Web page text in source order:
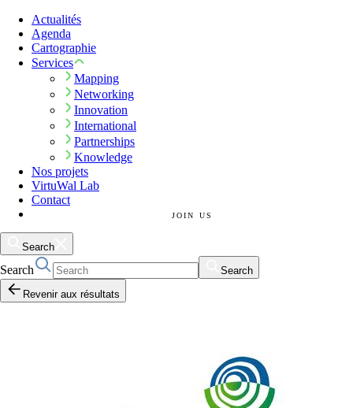
Actualités
Agenda
Cartographie
Services
Mapping
Networking
Innovation
International
Partnerships
Knowledge
Nos projets
VirtuWal Lab
Contact
JOIN US
Search
Search
Search
Revenir aux résultats